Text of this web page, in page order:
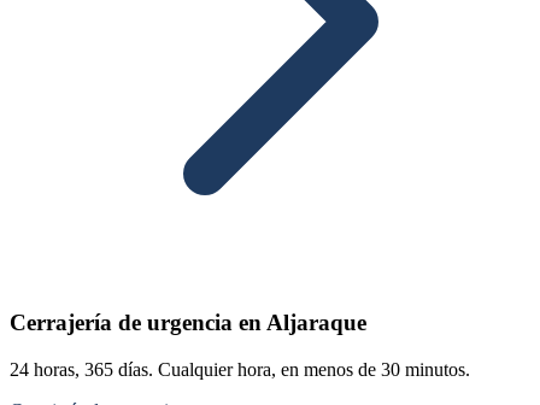
Cerrajería de urgencia en Aljaraque
24 horas, 365 días. Cualquier hora, en menos de 30 minutos.